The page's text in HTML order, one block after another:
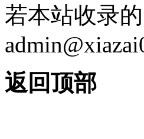
若本站收录
返回顶部